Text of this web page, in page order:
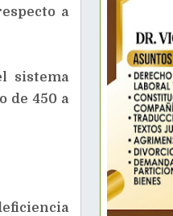
a
sistema
de 450 a